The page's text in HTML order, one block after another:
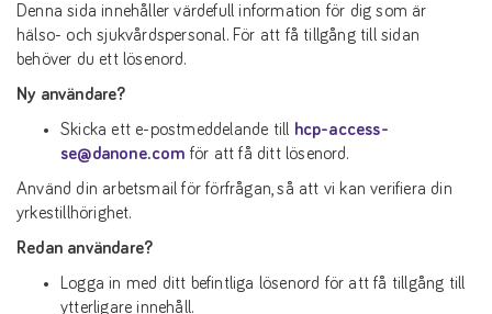
Denna sida innehåller värdefull information för dig som är
hälso- och sjukvårdspersonal. För att få tillgång till sidan
behöver du ett lösenord.
Ny användare?
Skicka ett e-postmeddelande till
hcp-access-
se@danone.com för att få ditt lösenord.
Använd din arbetsmail för förfrågan, så att vi kan verifiera din
yrkestillhörighet.
Redan användare?
Logga in med ditt befintliga lösenord för att få tillgång till
ytterligare innehåll.